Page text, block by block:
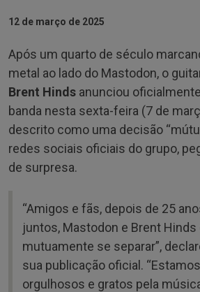
12 de março de 2025
Após um quarto de século
metal ao lado do Mastodon, o
Brent Hinds anunciou
banda nesta sexta-feira (7 de
descrito como uma decisão
redes sociais oficiais do grupo,
de surpresa.
“Amigos e fãs, depois de 25
juntos, Mastodon e Brent
mutuamente se separar”,
sua publicação oficial.
orgulhosos e gratos pela